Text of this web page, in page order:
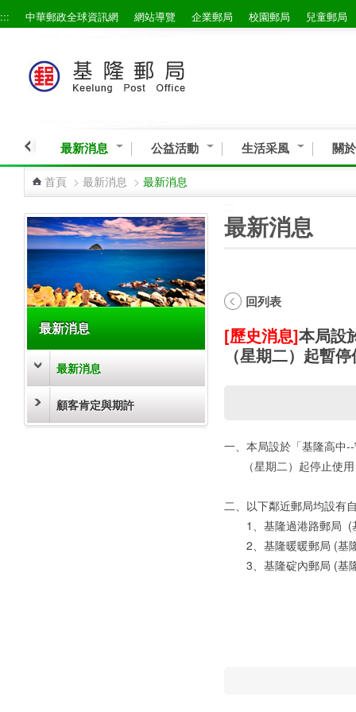
跳到主要內容區塊
::: 中華郵政全球資訊網 網站導覽 企業郵局 校園郵局 兒童郵局
最新消息 公益活動 生活采風 關
首頁 > 最新消息 > 最新消息
最新消息
最新消息
顧客肯定與期許
最新消息
回列表
[歷史消息]本局設
（星期二）起暫
一、本局設於「基隆高中
（星期二）起停止使用
二、以下鄰近郵局均設有
1、基隆過港路郵局 (
2、基隆暖暖郵局 (基
3、基隆碇內郵局 (基